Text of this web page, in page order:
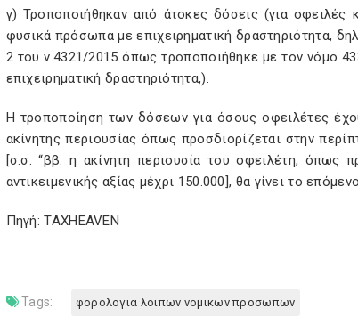
γ) Τροποποιήθηκαν από άτοκες δόσεις (για
φυσικά πρόσωπα με επιχειρηματική δραστηριότητα,
2 του ν.4321/2015 όπως τροποποιήθηκε με τον νόμο
επιχειρηματική δραστηριότητα,).
Η τροποποίηση των δόσεων για όσους οφειλέτες
ακίνητης περιουσίας όπως προσδιορίζεται στην
[σ.σ. “ββ. η ακίνητη περιουσία του οφειλέτη, όπως
αντικειμενικής αξίας μέχρι 150.000], θα γίνει το
Πηγή: TAXHEAVEN
Tags: φορολογια λοιπων νομικων προσωπων